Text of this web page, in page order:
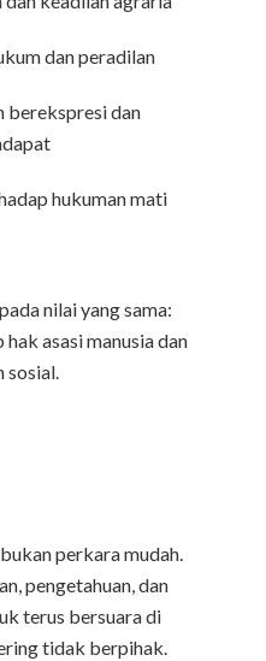
dan peradilan
berekspresi dan
hukuman mati
nilai yang sama:
asasi manusia dan
sosial.
perkara mudah.
pengetahuan, dan
terus bersuara di
tidak berpihak.